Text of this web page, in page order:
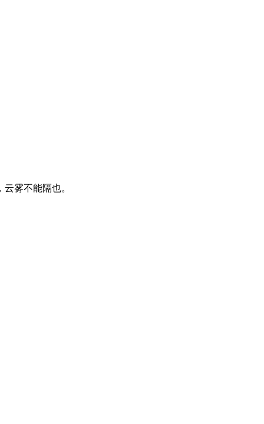
雾不能隔也。